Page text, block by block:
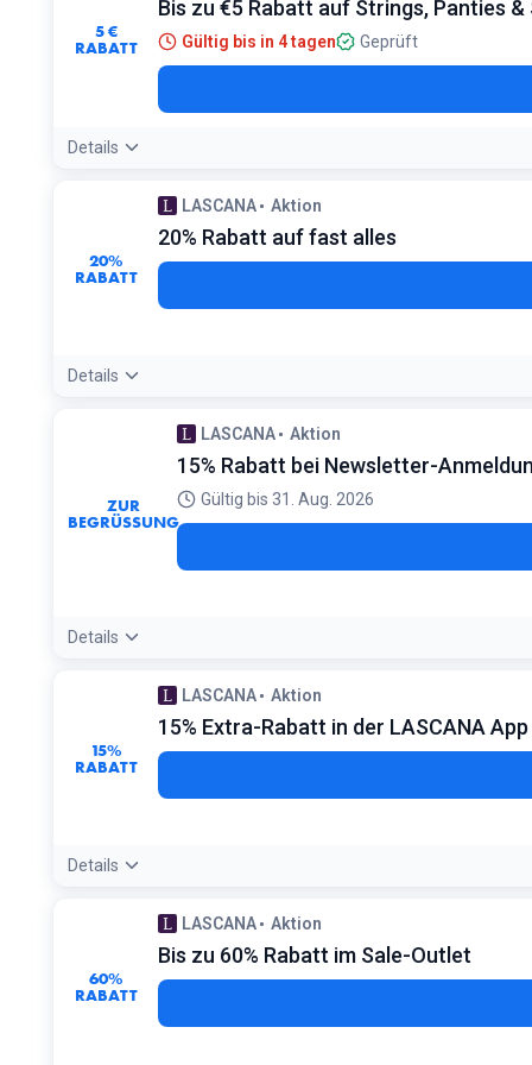
5 €
RABATT
Bis zu €5 Rabatt auf Strings, Panties &
Gültig bis in 4 tagen Geprüft
Details
20%
RABATT
LASCANA Aktion
20% Rabatt auf fast alles
Details
Angebotsdetails:Dieser Rabatt wird oft automatisch im
Ausgenommen sind bereits reduzierte Artikel und
ZUR
BEGRÜSSUNG
LASCANA Aktion
15% Rabatt bei Newsletter-
Gültig bis 31. Aug. 2026
Details
Angebotsdetails: Der Gutschein ist ab 50€
Bedingungen:
Mindesteinkaufswert 50€ nach Retoure. Nicht
15%
RABATT
LASCANA Aktion
15% Extra-Rabatt in der LASCANA App
Details
Angebotsdetails: Lade die App herunter, um exklusive App-
Bedingungen:
Gilt für die erste Bestellung über die App
60%
RABATT
LASCANA Aktion
Bis zu 60% Rabatt im Sale-Outlet